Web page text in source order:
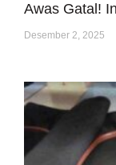
Awas Gatal!
Desember 2, 2025